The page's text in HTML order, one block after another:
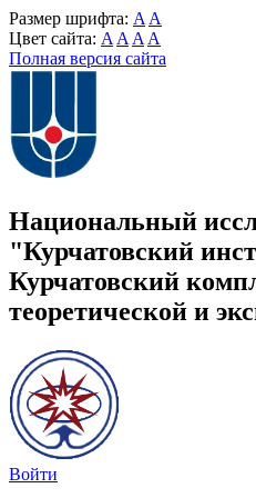
Размер шрифта: A A
Цвет сайта: A A A A
Полная версия сайта
Национальный
"Курчатовский
Курчатовский
теоретической и
Войти